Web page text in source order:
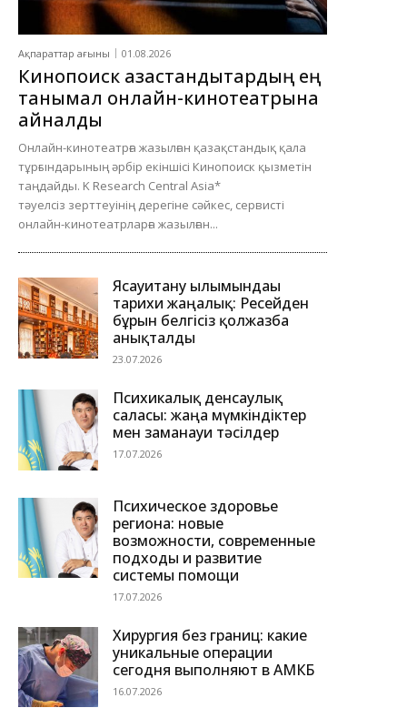
Ақпараттар ағыны 01.08.2026
Кинопоиск қазақстандықтардың ең
танымал онлайн-кинотеатрына
айналды
Онлайн-кинотеатрға жазылған қазақстандық қала
тұрғындарының әрбір екіншісі Кинопоиск қызметін
таңдайды. K Research Central Asia*
тәуелсіз зерттеуінің дерегіне сәйкес, сервисті
онлайн-кинотеатрларға жазылған...
Ясауитану ғылымындағы
тарихи жаңалық: Ресейден
бұрын белгісіз қолжазба
анықталды
23.07.2026
Психикалық денсаулық
саласы: жаңа мүмкіндіктер
мен заманауи тәсілдер
17.07.2026
Психическое здоровье
региона: новые
возможности, современные
подходы и развитие
системы помощи
17.07.2026
Хирургия без границ: какие
уникальные операции
сегодня выполняют в АМКБ
16.07.2026